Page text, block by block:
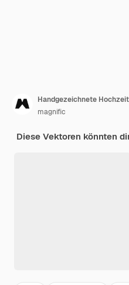
Handgezeichnete
magnific
Diese Vektoren könnten